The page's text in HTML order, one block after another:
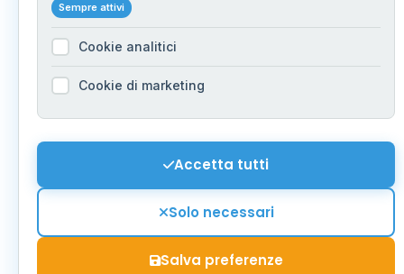
Sempre attivi
Cookie analitici
Cookie di marketing
Accetta tutti
Solo necessari
Salva preferenze